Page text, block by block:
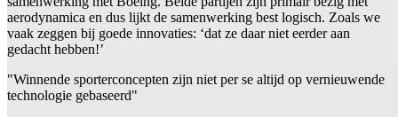
aerodynamica en dus lijkt de samenwerking best logisch. Zoals we
vaak zeggen bij goede innovaties: ‘dat ze daar niet eerder aan
gedacht hebben!’
"Winnende sporterconcepten zijn niet per se altijd op vernieuwende
technologie gebaseerd"